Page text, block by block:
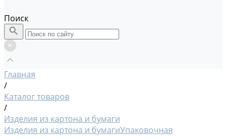
Поиск
Главная
/
Каталог товаров
/
Изделия из картона и бумаги
Изделия из картона и бумагиУпаковочная